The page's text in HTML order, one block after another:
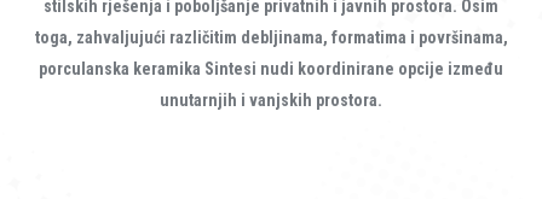
stilskih rješenja i poboljšanje privatnih i javnih prostora. Osim
toga, zahvaljujući različitim debljinama, formatima i površinama,
porculanska keramika Sintesi nudi koordinirane opcije između
unutarnjih i vanjskih prostora.